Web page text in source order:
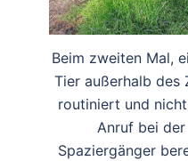
Beim zweiten Mal,
Tier außerhalb des
routiniert und
Anruf bei
Spaziergänger